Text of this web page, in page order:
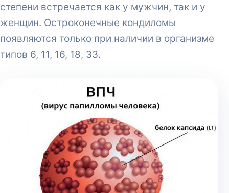
степени встречается как у мужчин, так и у
женщин. Остроконечные кондиломы
появляются только при наличии в организме
типов 6, 11, 16, 18, 33.